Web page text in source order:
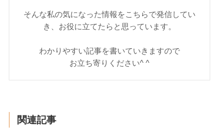
そんな私の気になった情報をこちらで発信してい
き、お役に立てたらと思っています。
わかりやすい記事を書いていきますので
お立ち寄りください^ ^
関連記事